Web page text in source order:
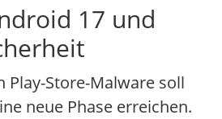
17 und
Play-Store-Malware soll
neue Phase erreichen.